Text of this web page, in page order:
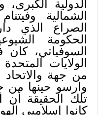
الدولية الكبرى،
الشمالية
الصراع الذي
الحكومة
السوفياتي،
الولايات
من جهة
وارسو حينها من
تلك الحقيقة أن
كانوا إسلاميي